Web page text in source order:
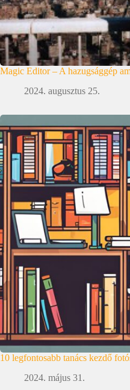
Magic Editor – A hazugsággép
2024. augusztus 25.
10 legfontosabb tanács kezdő
2024. május 31.